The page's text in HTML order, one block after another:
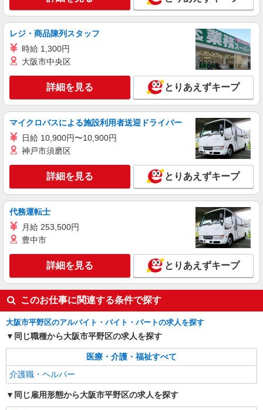
時給1,780円〜2,640円（経験・能力等による）
UP（身体介護:2,509円、生活援助:2,109円）/日曜
日はさらに時給UP（身体介護: 2,640円、生活援
大阪府大阪市平野区背戸口5-5-13
キープ 詳細を見る
株式会社kotrio /●OS-H2-2068568
新加美駅のデイサービス♪日勤のみ！残業ゼロ
で趣味も満喫
時給1550円〜2187円 ＜日払い有/週払い有/交
大阪市平野区
キープ 詳細を見る
正社員
訪問介護事業所 ソラスト平野/2780000060-008
ホームヘルパー（訪問介護員）（役職なし）
月給227,100円〜242,100円（経験・能力等に
よる）
大阪府大阪市平野区背戸口5-5-13
キープ
レジ・商品陳列スタッフ
時給 1,300円
大阪市中央区
詳細を見る とりあえずキープ
マイクロバスによる施設利用者送迎ドライバー
日給 10,900円〜10,900円
神戸市須磨区
詳細を見る とりあえずキープ
代務運転士
月給 253,500円
豊中市
詳細を見る とりあえずキープ
このお仕事に関連する条件で探す
大阪市平野区のアルバイト・バイト・パートの求人を探す
同じ職種から大阪市平野区の求人を探す
医療・介護・福祉すべて
介護職・ヘルパー
同じ雇用形態から大阪市平野区の求人を探す